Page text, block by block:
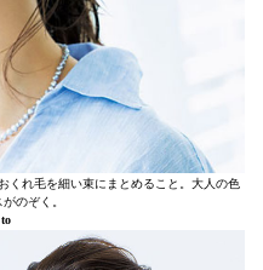
くれ毛を細い束にまとめること。大人の色
のぞく。